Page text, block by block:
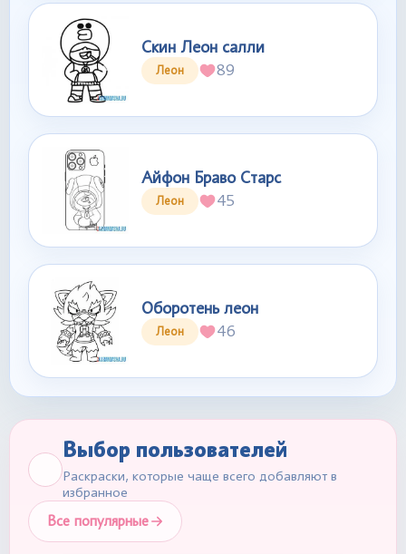
Скин Леон салли
Леон 89
Айфон Браво Старс
Леон 45
Оборотень леон
Леон 46
Выбор пользователей
Раскраски, которые чаще всего добавляют в
избранное
Все популярные